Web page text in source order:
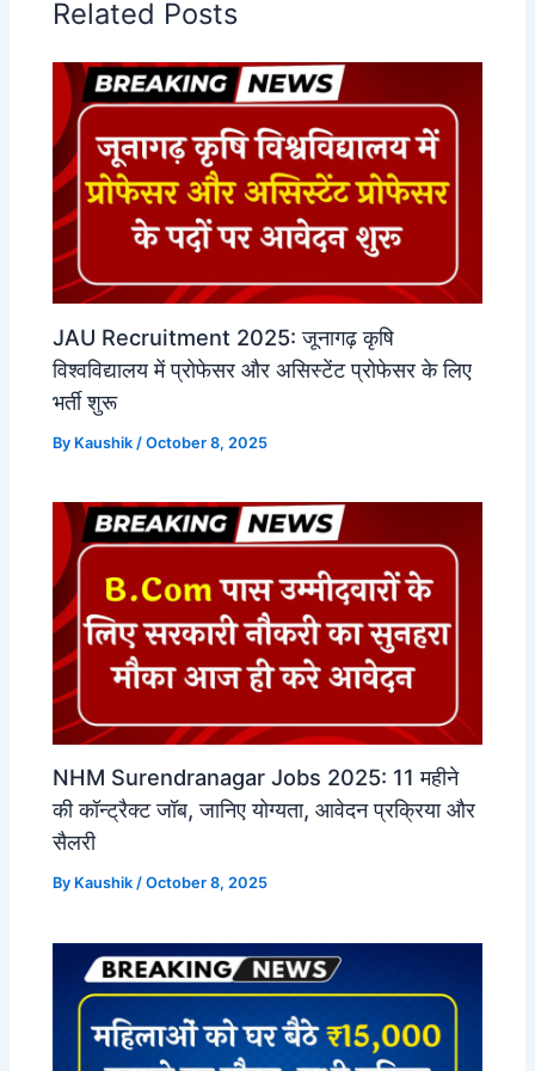
Related Posts
JAU Recruitment 2025: जूनागढ़ कृषि
विश्वविद्यालय में प्रोफेसर और असिस्टेंट प्रोफेसर के लिए
भर्ती शुरू
By Kaushik /October 8, 2025
NHM Surendranagar Jobs 2025: 11 महीने
की कॉन्ट्रैक्ट जॉब, जानिए योग्यता, आवेदन प्रक्रिया और
सैलरी
By Kaushik/October 8, 2025